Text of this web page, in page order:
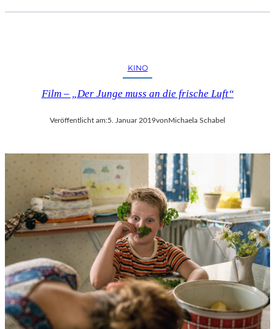
KINO
Film – „Der Junge muss an die frische Luft“
Veröffentlicht am:5. Januar 2019vonMichaela Schabel